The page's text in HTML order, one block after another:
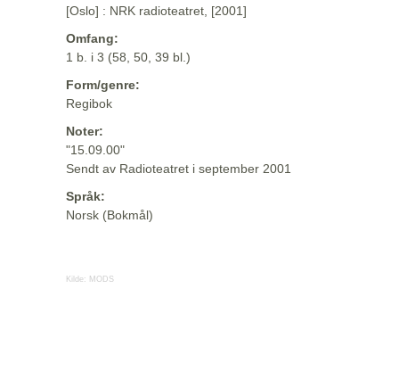
[Oslo] : NRK radioteatret, [2001]
Omfang:
1 b. i 3 (58, 50, 39 bl.)
Form/genre:
Regibok
Noter:
"15.09.00"
Sendt av Radioteatret i september 2001
Språk:
Norsk (Bokmål)
Kilde: MODS